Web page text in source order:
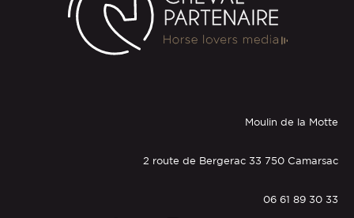
Moulin de la Motte
2 route de Bergerac 33 750 Camarsac
06 61 89 30 33